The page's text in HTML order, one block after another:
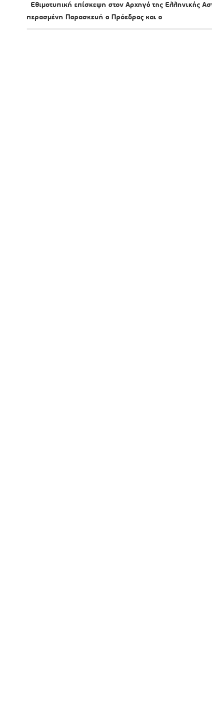
Εθιμοτυπική επίσκεψη στον Αρχηγό της Ελληνικής
περασμένη Παρασκευή ο Πρόεδρος και ο